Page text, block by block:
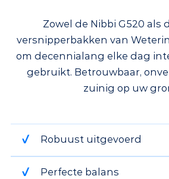
Zowel de Nibbi G520 als
versnipperbakken van
om decennialang elke dag
gebruikt. Betrouwbaar,
zuinig op uw
Robuust uitgevoerd
Perfecte balans